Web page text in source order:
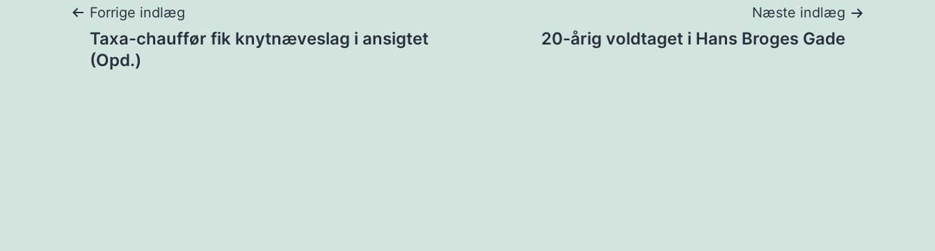
Indlægsnavigation
Forrige indlæg
Taxa-chauffør fik knytnæveslag i ansigtet
(Opd.)
Næste indlæg
20-årig voldtaget i Hans Broges Gade